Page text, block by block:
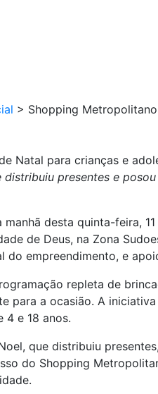
> Shopping
Natal para crianças e
presentes e
desta quinta-feira,
de Deus, na Zona
empreendimento, e
repleta de
para a ocasião. A
4 e 18 anos.
que distribuiu
do Shopping